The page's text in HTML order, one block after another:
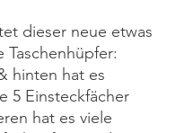
dieser neue etwas
Taschenhüpfer:
hinten hat es
5 Einsteckfächer
hat es viele